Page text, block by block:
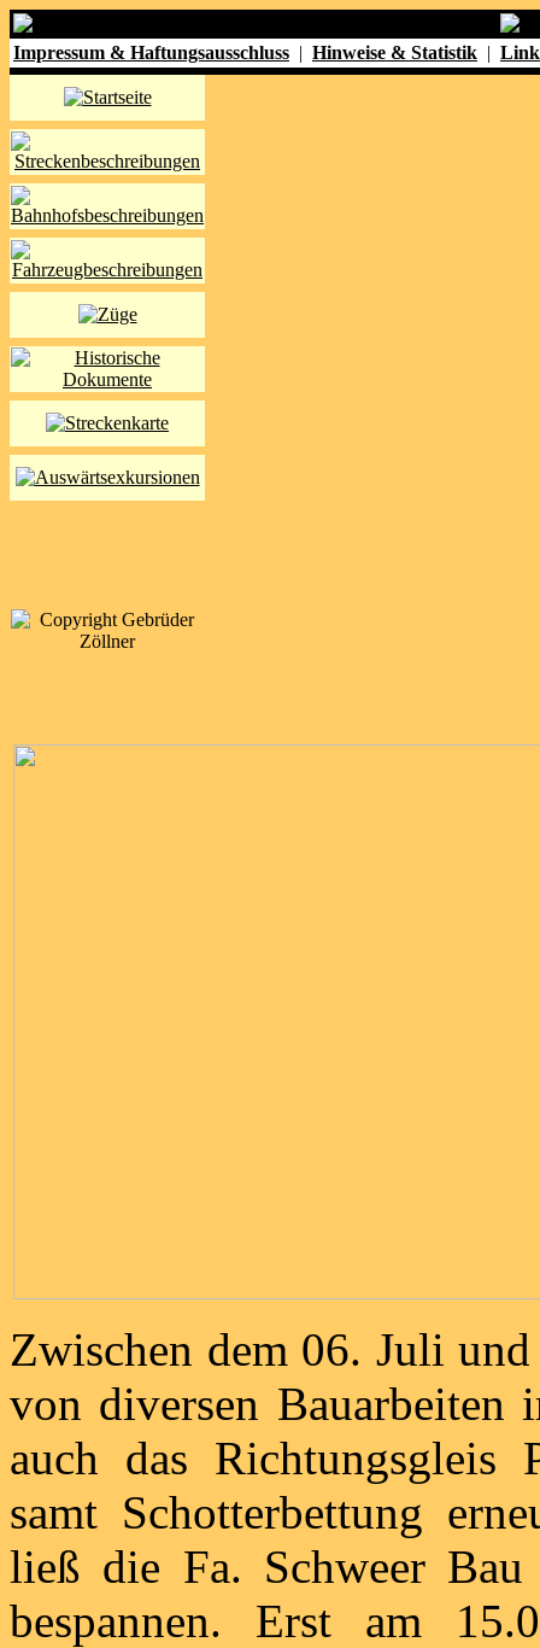
Impressum & Haftungsausschluss | Hinweise & Statistik |
Zwischen dem 06. Juli
von diversen Bauarbeiten
auch das Richtungsgleis
samt Schotterbettung
ließ die Fa. Schweer
bespannen. Erst am